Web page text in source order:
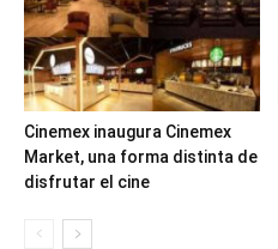
Cinemex inaugura Cinemex
Market, una forma distinta de
disfrutar el cine